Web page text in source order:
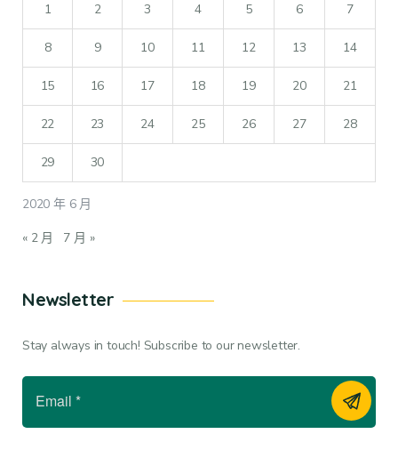
2020 年 6 月
1 2 3 4 5 6 7
8 9 10 11 12 13 14
15 16 17 18 19 20 21
22 23 24 25 26 27 28
29 30
« 2 月 7 月 »
Newsletter
Stay always in touch! Subscribe to our newsletter.